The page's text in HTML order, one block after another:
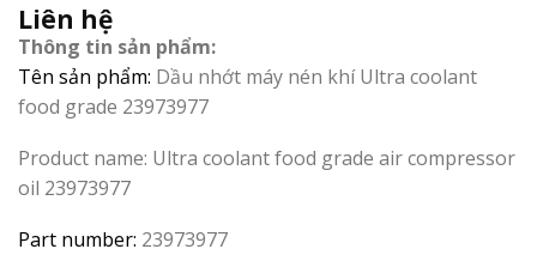
Liên hệ
Thông tin sản phẩm:
Tên sản phẩm: Dầu nhớt máy nén khí Ultra coolant
food grade 23973977
Product name: Ultra coolant food grade air compressor
oil 23973977
Part number: 23973977